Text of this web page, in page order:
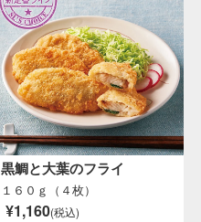
黒鯛と大葉のフライ
１６０ｇ（４枚）
¥1,160(税込)